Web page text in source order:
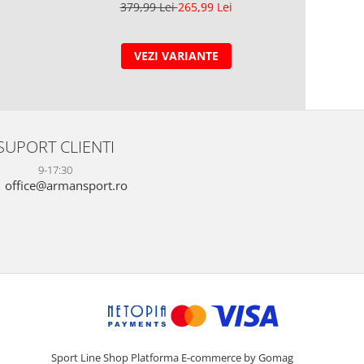
379,99 Lei265,99 Lei
VEZI VARIANTE
CLIENTI
9-17:30
office@armansport.ro
Sport Line Shop Platforma E-commerce by Gomag